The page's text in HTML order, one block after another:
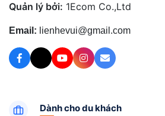
Quản lý bởi: 1Ecom Co.,Ltd
Email: lienhevui@gmail.com
Dành cho du khách